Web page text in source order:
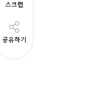
스크랩
공유하기